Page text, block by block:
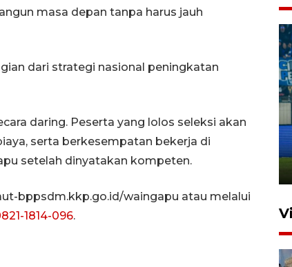
masa depan tanpa harus jauh
dari strategi nasional peningkatan
daring. Peserta yang lolos seleksi akan
serta berkesempatan bekerja di
setelah dinyatakan kompeten.
bppsdm.kkp.go.id/waingapu atau melalui
1814-096.
Penutupan latihan bela negara
dan manajerial SPPI di
Balikpapan
31 Juli 2026 18:01